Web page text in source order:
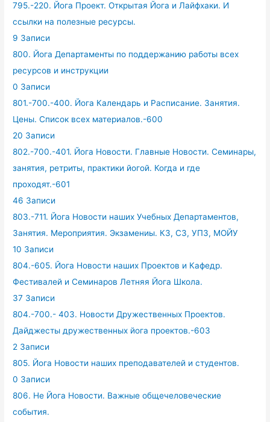
795.-220. Йога Проект. Открытая Йога и Лайфхаки. И
ссылки на полезные ресурсы.
9 Записи
800. Йога Департаменты по поддержанию работы всех
ресурсов и инструкции
0 Записи
801.-700.-400. Йога Календарь и Расписание. Занятия.
Цены. Список всех материалов.-600
20 Записи
802.-700.-401. Йога Новости. Главные Новости. Семинары,
занятия, ретриты, практики йогой. Когда и где
проходят.-601
46 Записи
803.-711. Йога Новости наших Учебных Департаментов,
Занятия. Мероприятия. Экзамениы. КЗ, СЗ, УПЗ, МОЙУ
10 Записи
804.-605. Йога Новости наших Проектов и Кафедр.
Фестивалей и Семинаров Летняя Йога Школа.
37 Записи
804.-700.- 403. Новости Дружественных Проектов.
Дайджесты дружественных йога проектов.-603
2 Записи
805. Йога Новости наших преподавателей и студентов.
0 Записи
806. Не Йога Новости. Важные общечеловеческие
события.